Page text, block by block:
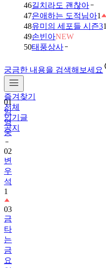
46길치라도 괜찮아
47은애하는 도적님아1
48유미의 세포들 시즌31
49손빈아NEW
50태풍상사
궁금한 내용을 검색해보세요
즐겨찾기
전체
인기글
공지
01
임
영
웅
02
변
우
석
1
03
금
타
는
금
요